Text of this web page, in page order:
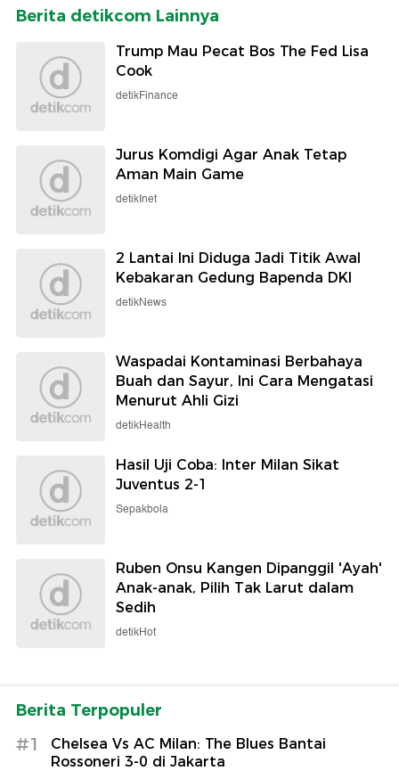
Berita detikcom Lainnya
Trump Mau Pecat Bos The Fed Lisa
Cook
detikFinance
Jurus Komdigi Agar Anak Tetap
Aman Main Game
detikInet
2 Lantai Ini Diduga Jadi Titik Awal
Kebakaran Gedung Bapenda DKI
detikNews
Waspadai Kontaminasi Berbahaya
Buah dan Sayur, Ini Cara Mengatasi
Menurut Ahli Gizi
detikHealth
Hasil Uji Coba: Inter Milan Sikat
Juventus 2-1
Sepakbola
Ruben Onsu Kangen Dipanggil 'Ayah'
Anak-anak, Pilih Tak Larut dalam
Sedih
detikHot
Berita Terpopuler
#1
Chelsea Vs AC Milan: The Blues Bantai
Rossoneri 3-0 di Jakarta